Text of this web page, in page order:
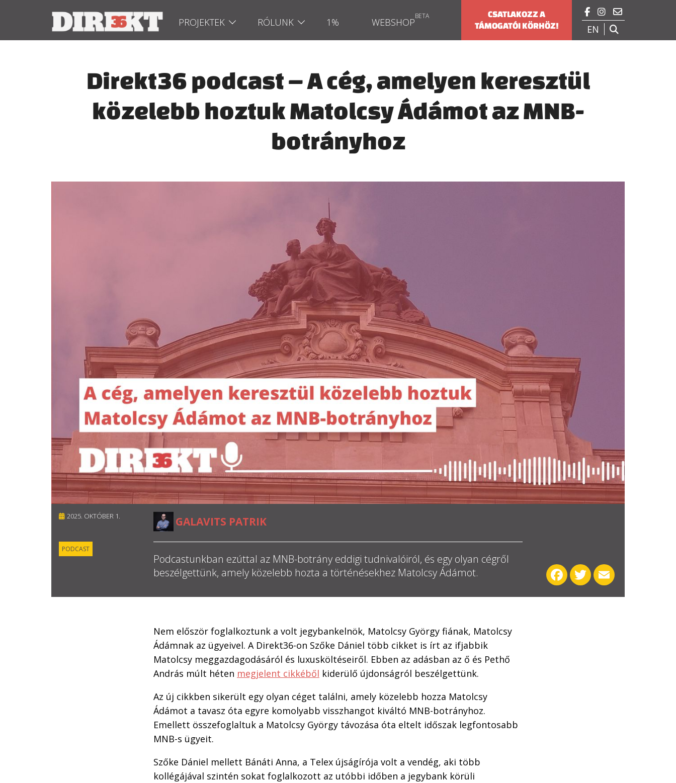
PROJEKTEK RÓLUNK 1% WEBSHOP
  
EN 
CSATLAKOZZ A
TÁMOGATÓI KÖRHÖZ!
Direkt36 podcast – A cég, amelyen keresztül
közelebb hoztuk Matolcsy Ádámot az MNB-
botrányhoz
2025. OKTÓBER 1.
PODCAST
GALAVITS PATRIK
Podcastunkban ezúttal az MNB-botrány eddigi tudnivalóiról, és egy olyan cégről
beszélgettünk, amely közelebb hozta a történésekhez Matolcsy Ádámot.
Facebook
TwitterEmail
Nem először foglalkoztunk a volt jegybankelnök, Matolcsy György fiának, Matolcsy
Ádámnak az ügyeivel. A Direkt36-on Szőke Dániel több cikket is írt az ifjabbik
Matolcsy meggazdagodásáról és luxusköltéseiről. Ebben az adásban az ő és Pethő
András múlt héten megjelent cikkéből kiderülő újdonságról beszélgettünk.
Az új cikkben sikerült egy olyan céget találni, amely közelebb hozza Matolcsy
Ádámot a tavasz óta egyre komolyabb visszhangot kiváltó MNB-botrányhoz.
Emellett összefoglaltuk a Matolcsy György távozása óta eltelt időszak legfontosabb
MNB-s ügyeit.
Szőke Dániel mellett Bánáti Anna, a Telex újságírója volt a vendég, aki több
kollégájával szintén sokat foglalkozott az utóbbi időben a jegybank körüli